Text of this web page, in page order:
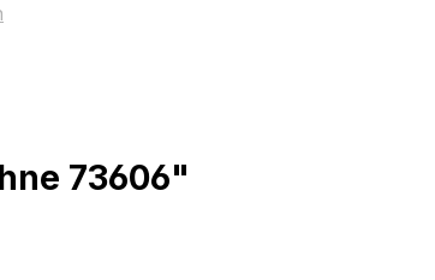
73606"